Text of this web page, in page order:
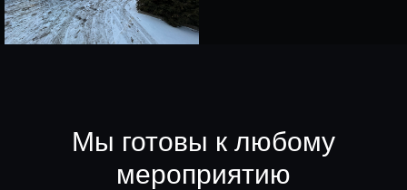
Мы готовы к любому
мероприятию